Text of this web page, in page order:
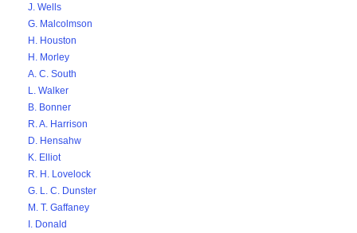
J. Wells
G. Malcolmson
H. Houston
H. Morley
A. C. South
L. Walker
B. Bonner
R. A. Harrison
D. Hensahw
K. Elliot
R. H. Lovelock
G. L. C. Dunster
M. T. Gaffaney
I. Donald